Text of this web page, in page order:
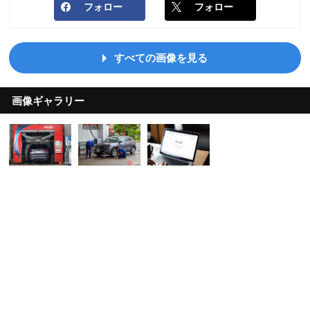
フォロー フォロー
すべての画像を見る
画像ギャラリー